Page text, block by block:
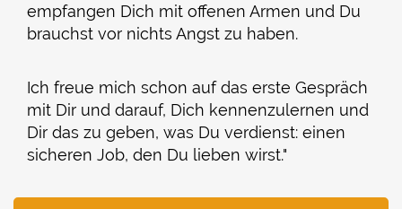
empfangen Dich mit offenen Armen und Du
brauchst vor nichts Angst zu haben.
Ich freue mich schon auf das erste Gespräch
mit Dir und darauf, Dich kennenzulernen und
Dir das zu geben, was Du verdienst: einen
sicheren Job, den Du lieben wirst."